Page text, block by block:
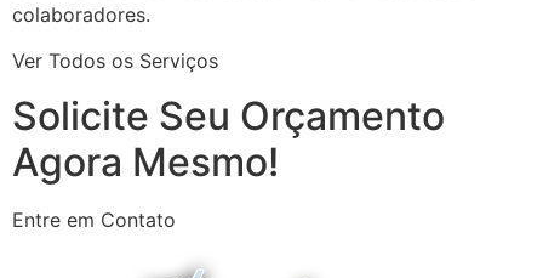
colaboradores.
Ver Todos os Serviços
Solicite Seu Orçamento
Agora Mesmo!
Entre em Contato